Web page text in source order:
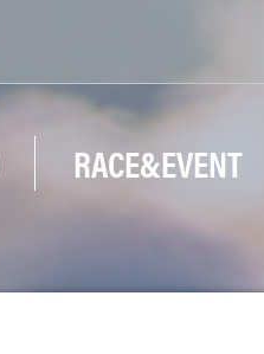
RACE&EVENT